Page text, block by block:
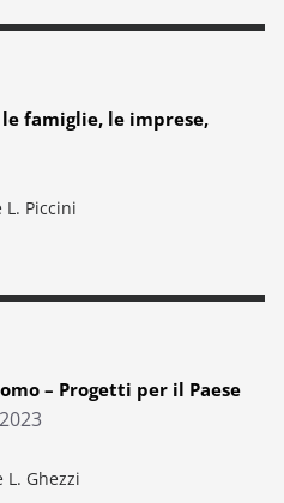
famiglie, le imprese,
Piccini
le imprese, l’ambiente
– Progetti per il Paese
Ghezzi